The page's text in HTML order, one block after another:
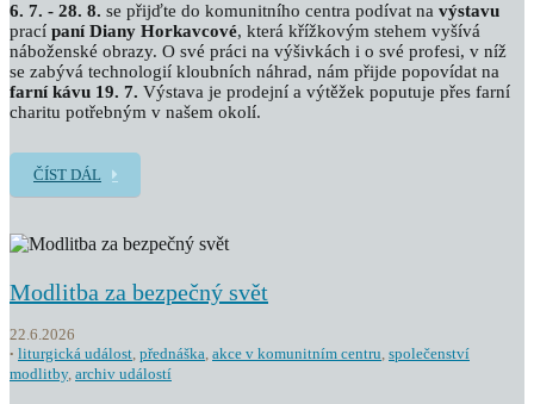
6. 7. - 28. 8. se přijďte do komunitního centra podívat na výstavu
prací paní Diany Horkavcové, která křížkovým stehem vyšívá
náboženské obrazy. O své práci na výšivkách i o své profesi, v níž
se zabývá technologií kloubních náhrad, nám přijde popovídat na
farní kávu 19. 7. Výstava je prodejní a výtěžek poputuje přes farní
charitu potřebným v našem okolí.
ČÍST DÁL
Modlitba za bezpečný svět
22.6.2026
liturgická událost, přednáška, akce v komunitním centru, společenství
modlitby, archiv událostí